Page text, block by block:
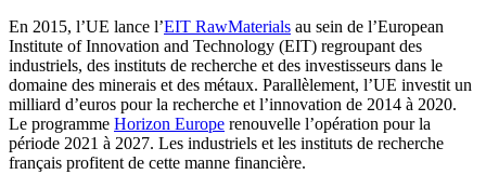
En 2015, l’UE lance l’EIT RawMaterials au sein de l’European
Institute of Innovation and Technology (EIT) regroupant des
industriels, des instituts de recherche et des investisseurs dans le
domaine des minerais et des métaux. Parallèlement, l’UE investit un
milliard d’euros pour la recherche et l’innovation de 2014 à 2020.
Le programme Horizon Europe renouvelle l’opération pour la
période 2021 à 2027. Les industriels et les instituts de recherche
français profitent de cette manne financière.